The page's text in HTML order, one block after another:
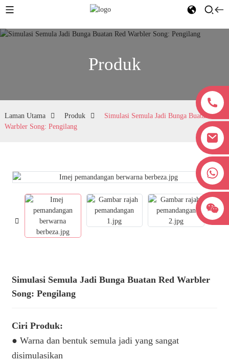
+8618038381627
Produk
Laman Utama Produk
Simulasi Semula Jadi Bunga Buatan Red
Warbler Song: Pengilang
Simulasi Semula Jadi Bunga Buatan Red Warbler
Song: Pengilang
Ciri Produk:
● Warna dan bentuk semula jadi yang sangat
disimulasikan